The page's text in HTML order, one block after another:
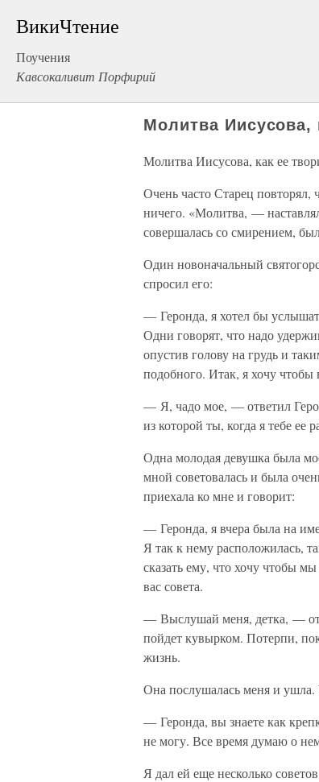
ВикиЧтение
Поучения
Кавсокаливит Порфирий
Молитва Иисусова,
Молитва Иисусова, как ее
Очень часто Старец повторял,
ничего. «Молитва, —
совершалась со смирением,
Один новоначальный
спросил его:
— Геронда, я хотел бы
Одни говорят, что надо
опустив голову на грудь и
подобного. Итак, я хочу
— Я, чадо мое, — ответил
из которой ты, когда я тебе ее
Одна молодая девушка была
мной советовалась и была
приехала ко мне и говорит:
— Геронда, я вчера была на
Я так к нему расположилась,
сказать ему, что хочу чтобы
вас совета.
— Выслушай меня, детка, —
пойдет кувырком. Потерпи,
жизнь.
Она послушалась меня и ушла.
— Геронда, вы знаете как
не могу. Все время думаю о
Я дал ей еще несколько